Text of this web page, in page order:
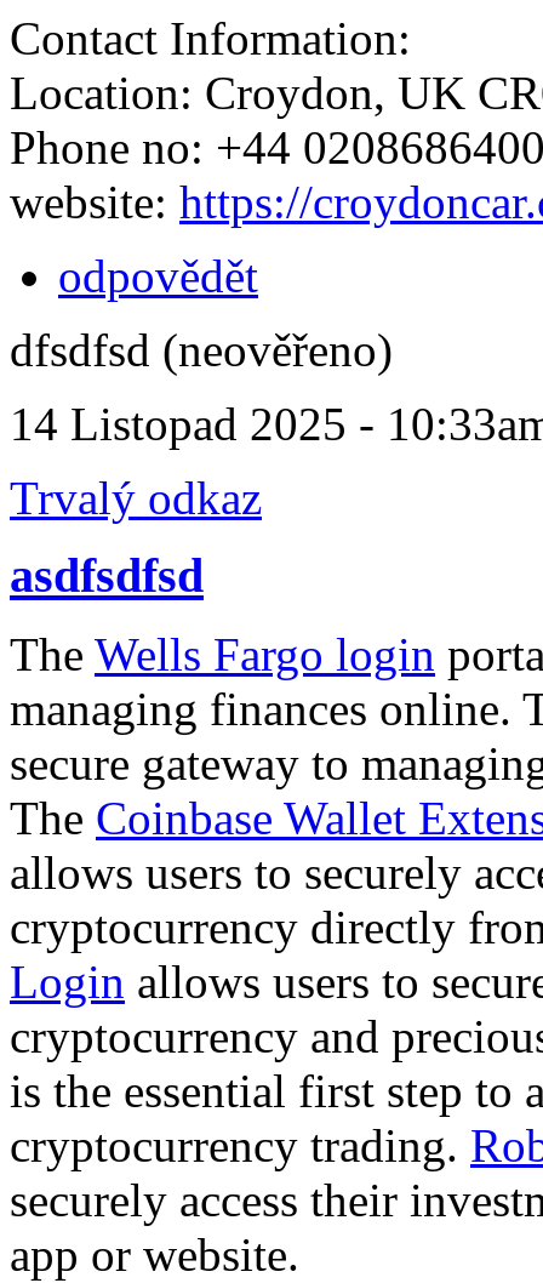
Contact Information:
Location: Croydon, UK
Phone no: +44
website: https://
odpovědět
dfsdfsd (neověřeno)
14 Listopad 2025 -
Trvalý odkaz
asdfsdfsd
The Wells Fargo login
managing finances online.
secure gateway to
The Coinbase Wallet
allows users to securely
cryptocurrency directly
Login allows users to
cryptocurrency and
is the essential first step to
cryptocurrency trading.
securely access their
app or website.